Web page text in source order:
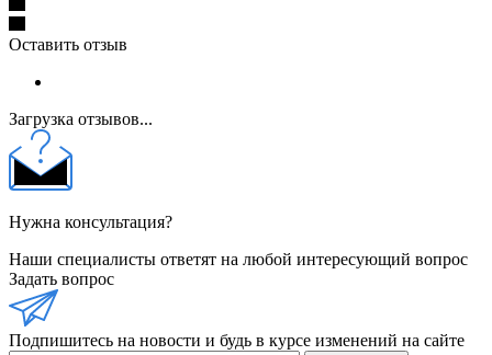
Оставить отзыв
Загрузка отзывов...
Нужна консультация?
Наши специалисты ответят на любой интересующий вопрос
Задать вопрос
Подпишитесь на новости и будь в курсе изменений на сайте